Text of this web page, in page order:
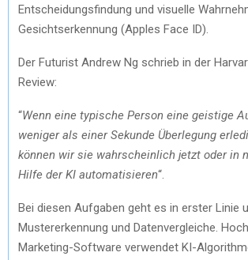
Entscheidungsfindung und visuelle
Gesichtserkennung (Apples Face ID).
Der Futurist Andrew Ng schrieb in der
Review:
“Wenn eine typische Person eine geistige
weniger als einer Sekunde Überlegung
können wir sie wahrscheinlich jetzt oder in
Hilfe der KI automatisieren“.
Bei diesen Aufgaben geht es in erster Linie
Mustererkennung und Datenvergleiche.
Marketing-Software verwendet KI-